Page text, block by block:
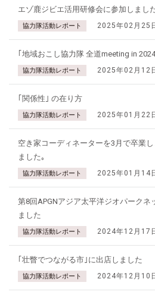
エゾ鹿ジビエ活用研修会に参加しまし
協力隊活動レポート 2025年02月25
｢地域おこし協力隊 全道meeting in
協力隊活動レポート 2025年02月12
｢関係性｣ の在り方
協力隊活動レポート 2025年01月22
空き家コーディネーターを3月で卒業
ました｡
協力隊活動レポート 2025年01月14
第8回APGNアジア太平洋ジオパークネ
ました
協力隊活動レポート 2024年12月17
｢壮瞥でつながる市｣に出店しました
協力隊活動レポート 2024年12月10